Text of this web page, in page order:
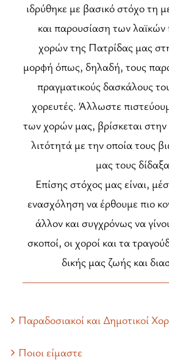
ιδρύθηκε με βασικό στόχο τη
και παρουσίαση των
χορών της Πατρίδας μας
μορφή όπως, δηλαδή, τους
πραγματικούς δασκάλους
χορευτές. Άλλωστε
των χορών μας, βρίσκεται
λιτότητά με την οποία τους
μας τους
Επίσης στόχος μας είναι,
ενασχόληση να έρθουμε πιο
άλλον και συγχρόνως να
σκοποί, οι χοροί και τα
δικής μας ζωής και
Παραδοσιακοί και Δημοτικοί
Ποιοι είμαστε